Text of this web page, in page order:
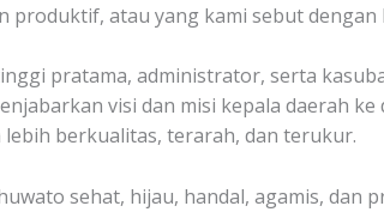
atau yang kami sebut dengan
pratama, administrator, serta
visi dan misi kepala daerah ke
berkualitas, terarah, dan terukur.
sehat, hijau, handal, agamis, dan